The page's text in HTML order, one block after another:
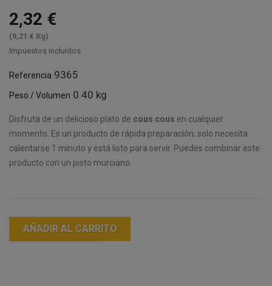
2,32 €
(9,21 € Kg)
Impuestos incluidos
Referencia 9365
Peso / Volumen 0.40 kg
Disfruta de un delicioso plato de cous cous en cualquier
momento. Es un producto de rápida preparación; solo necesita
calentarse 1 minuto y está listo para servir. Puedes combinar este
producto con un pisto murciano.
AÑADIR AL CARRITO